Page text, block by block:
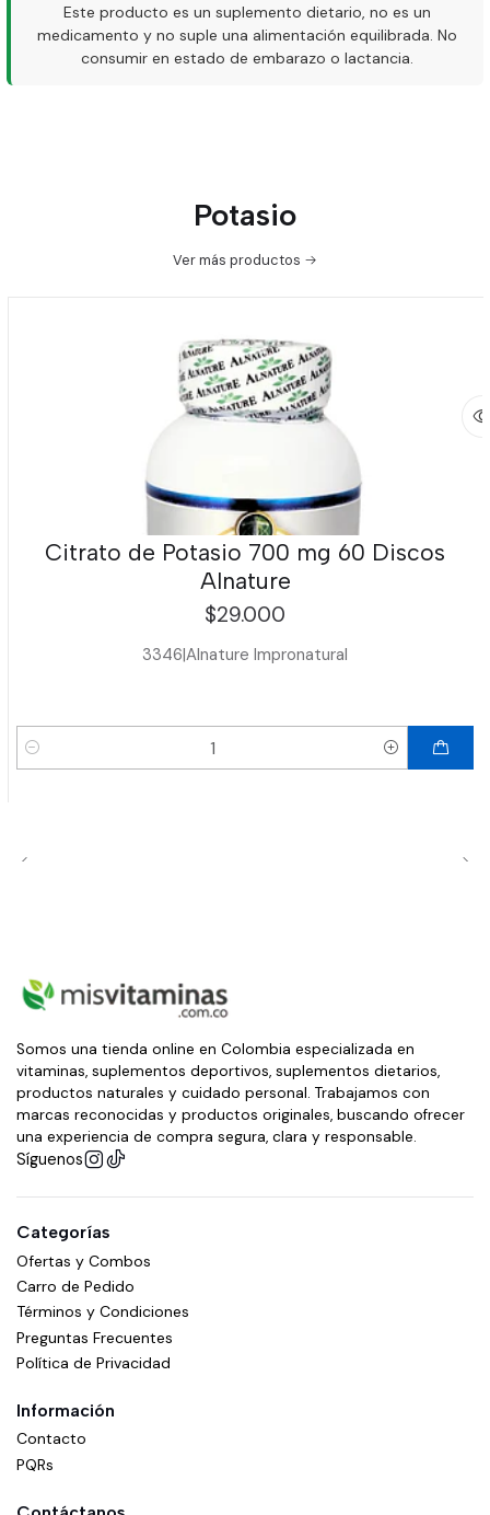
Este producto es un suplemento dietario, no es un
medicamento y no suple una alimentación equilibrada. No
consumir en estado de embarazo o lactancia.
Potasio
Ver más productos
Citrato de Potasio 700 mg 60 Discos
Alnature
$29.000
3346|Alnature Impronatural
Cantidad
Somos una tienda online en Colombia especializada en
vitaminas, suplementos deportivos, suplementos dietarios,
productos naturales y cuidado personal. Trabajamos con
marcas reconocidas y productos originales, buscando ofrecer
una experiencia de compra segura, clara y responsable.
Síguenos
Categorías
Ofertas y Combos
Carro de Pedido
Términos y Condiciones
Preguntas Frecuentes
Política de Privacidad
Información
Contacto
PQRs